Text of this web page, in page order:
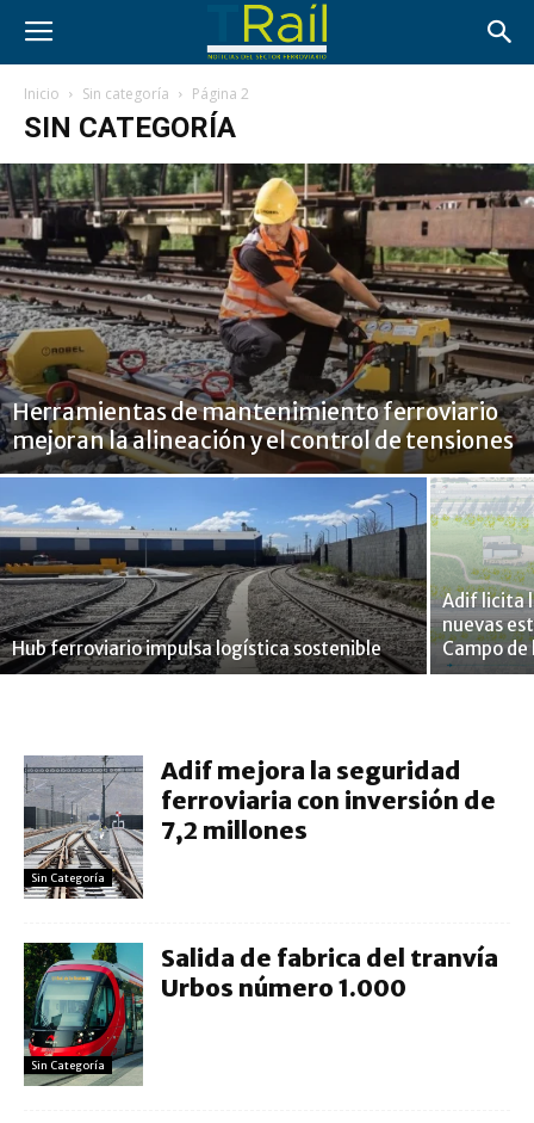
Inicio Sin categoría Página 2
SIN CATEGORÍA
Herramientas de mantenimiento ferroviario
mejoran la alineación y el control de tensiones
Hub ferroviario impulsa logística sostenible
Adif licita
nuevas
Campo de
Sin Categoría
Adif mejora la seguridad
ferroviaria con inversión de
7,2 millones
Sin Categoría
Salida de fabrica del tranvía
Urbos número 1.000